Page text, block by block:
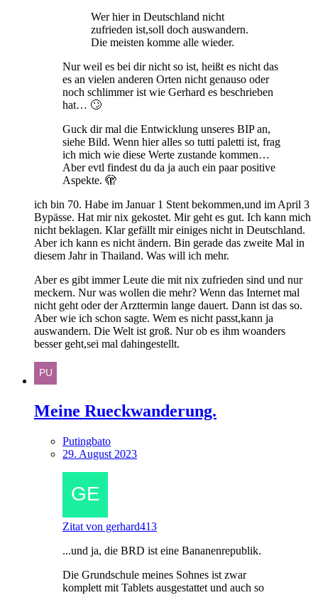
Wer hier in Deutschland nicht
zufrieden ist,soll doch auswandern.
Die meisten komme alle wieder.
Nur weil es bei dir nicht so ist, heißt es nicht das
es an vielen anderen Orten nicht genauso oder
noch schlimmer ist wie Gerhard es beschrieben
hat… 🙄
Guck dir mal die Entwicklung unseres BIP an,
siehe Bild. Wenn hier alles so tutti paletti ist, frag
ich mich wie diese Werte zustande kommen…
Aber evtl findest du da ja auch ein paar positive
Aspekte. 🫣
ich bin 70. Habe im Januar 1 Stent bekommen,und im April 3
Bypässe. Hat mir nix gekostet. Mir geht es gut. Ich kann mich
nicht beklagen. Klar gefällt mir einiges nicht in Deutschland.
Aber ich kann es nicht ändern. Bin gerade das zweite Mal in
diesem Jahr in Thailand. Was will ich mehr.
Aber es gibt immer Leute die mit nix zufrieden sind und nur
meckern. Nur was wollen die mehr? Wenn das Internet mal
nicht geht oder der Arzttermin lange dauert. Dann ist das so.
Aber wie ich schon sagte. Wem es nicht passt,kann ja
auswandern. Die Welt ist groß. Nur ob es ihm woanders
besser geht,sei mal dahingestellt.
Meine Rueckwanderung.
Putingbato
29. August 2023
Zitat von gerhard413
...und ja, die BRD ist eine Bananenrepublik.
Die Grundschule meines Sohnes ist zwar
komplett mit Tablets ausgestattet und auch so